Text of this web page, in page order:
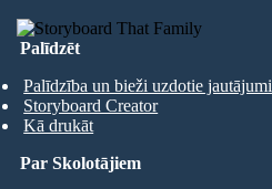
Palīdzēt
Palīdzība un bieži uzdotie jautājumi
Storyboard Creator
Kā drukāt
Par Skolotājiem